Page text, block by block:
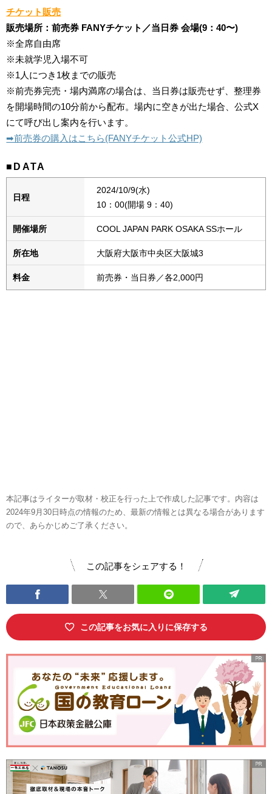
チケット販売
販売場所：前売券 FANYチケット／当日券 会場(9：40〜)
※全席自由席
※未就学児入場不可
※1人につき1枚までの販売
※前売券完売・場内満席の場合は、当日券は販売せず、整理券
を開場時間の10分前から配布。場内に空きが出た場合、公式X
にて呼び出し案内を行います。
➡︎前売券の購入はこちら(FANYチケット公式HP)
■DATA
日程
2024/10/9(水)
10：00(開場 9：40)
開催場所 COOL JAPAN PARK OSAKA SSホール
所在地 大阪府大阪市中央区大阪城3
料金 前売券・当日券／各2,000円
本記事はライターが取材・校正を行った上で作成した記事です。内容は
2024年9月30日時点の情報のため、最新の情報とは異なる場合があります
ので、あらかじめご了承ください。
この記事をシェアする！
この記事をお気に入りに保存する